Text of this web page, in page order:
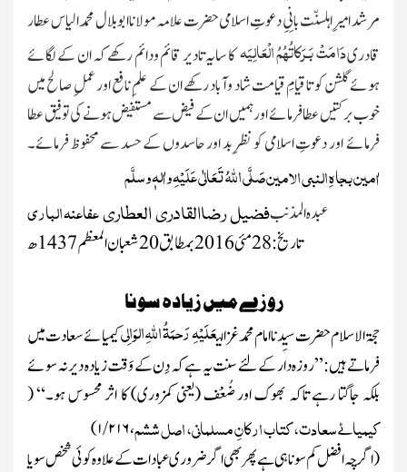
مرشد امیرِاہلسنّت بانِیِ دعوتِ اسلامی حضرت علامہ مولاناابوبلال محمد الیاس عطار
قادریدَامَتْ بَـرَکاتُہُمُ الْعَالِیَہکا سایہ تادیر قائم ودائم رکھے کہ ان کے لگائے
ہوئے گلشن کو تا قیامِ قیامت شاد وآباد رکھے ان کے علمِ نافع اور عملِ صالح میں
خوب برکتیں عطا فرمائے اور ہمیں ان کے فیض سے مستفیض ہونے کی توفیق عطا
فرمائے اور دعوتِ اسلامی کو نظر ِبد اور حاسدوں کے حسد سے محفوظ فرمائے۔
اٰمین بجاہِ النبی الامینصَلَّی اللّٰہُ تَعَالٰی عَلَیْہِ واٰلہٖ وسلَّم
عبدہ المذنبفضیل رضاالقادری العطاریعفاعنہ الباری
تاریخ: 28مئی2016بمطابق20شعبان المعظم 1437ھ
روزے میں زیادہ سونا
حجۃ الاسلام حضرت سیِدنا امام محمد غزالیعَلَیْہِ رَحمَۃُاللّٰہِالوَالِیکیمیائے سعادت میں
فرماتے ہیں:”روزہ دار کے لئے سنت یہ ہے کہ دِن کے وَقت زیادہ دیر نہ سوئے
بلکہ جاگتا رہے تاکہ بھوک اور ضُعْف(یعنی کمزوری)کا اثر محسوس ہو۔“(
کیمیائے سعادت، کتاب ارکانِ مسلمانی، اصل ششم،۱/۲۱۶)
(اگر چِہ افضل کم سونا ہی ہے پھر بھی اگر ضروری عبادات کے علاوہ کوئی شخص سویا